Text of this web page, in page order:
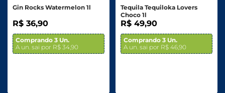
Gin Rocks Watermelon 1l
R$ 36,90
Comprando 3 Un.
A un. sai por R$ 34,90
Tequila Tequiloka Lovers
Choco 1l
R$ 49,90
Comprando 3 Un.
A un. sai por R$ 46,90